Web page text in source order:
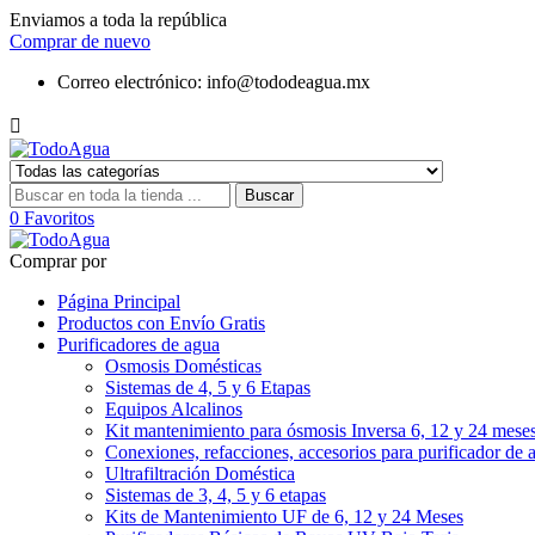
Enviamos a toda la república
Comprar de nuevo
Correo electrónico: info@tododeagua.mx

Buscar
0 Favoritos
Comprar por
Página Principal
Productos con Envío Gratis
Purificadores de agua
Osmosis Domésticas
Sistemas de 4, 5 y 6 Etapas
Equipos Alcalinos
Kit mantenimiento para ósmosis Inversa 6, 12 y 24
Conexiones, refacciones, accesorios para purificador de
Ultrafiltración Doméstica
Sistemas de 3, 4, 5 y 6 etapas
Kits de Mantenimiento UF de 6, 12 y 24 Meses